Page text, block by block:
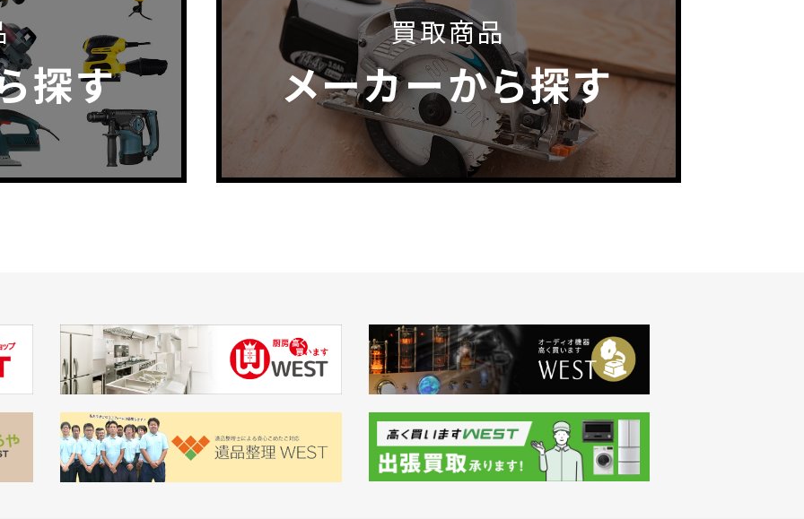
探す
買取商品
メーカーから探す